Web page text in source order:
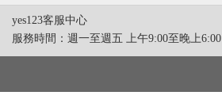
yes123客服中心
服務時間：週一至週五 上午9:00至晚上6:00